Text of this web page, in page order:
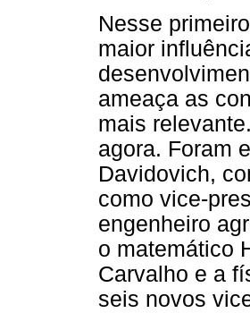
Nesse
maior
ameaça as
mais
agora. Foram
Davidovich,
como vice-
engenheiro
o matemático
Carvalho e a
seis novos